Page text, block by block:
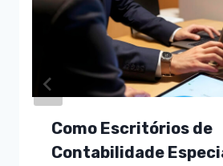
Como Escritórios de
Contabilidade